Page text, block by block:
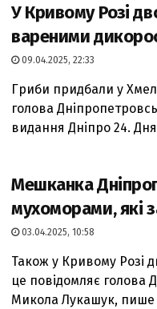
У Кривому Розі
вареними
09.04.2025, 22:33
Гриби придбали у
голова
видання Дніпро 24.
Мешканка
мухоморами, які
03.04.2025, 10:58
Також у Кривому Розі
це повідомляє голова
Микола Лукашук, пише